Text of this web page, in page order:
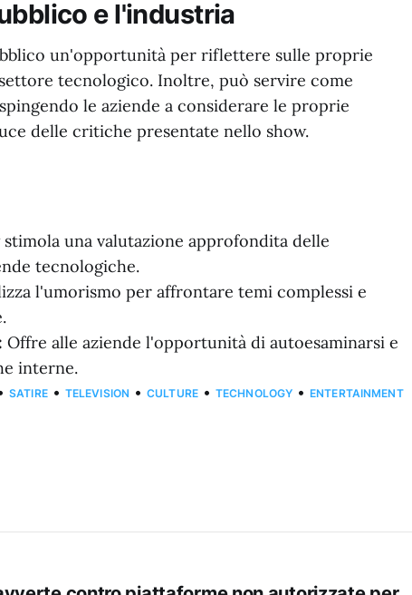
e l'industria
un'opportunità per riflettere sulle proprie
tecnologico. Inoltre, può servire come
le aziende a considerare le proprie
delle critiche presentate nello show.
stimola una valutazione approfondita delle
tecnologiche.
l'umorismo per affrontare temi complessi e
Offre alle aziende l'opportunità di autoesaminarsi e
interne.
SATIRE • TELEVISION • CULTURE • TECHNOLOGY • ENTERTAINMENT